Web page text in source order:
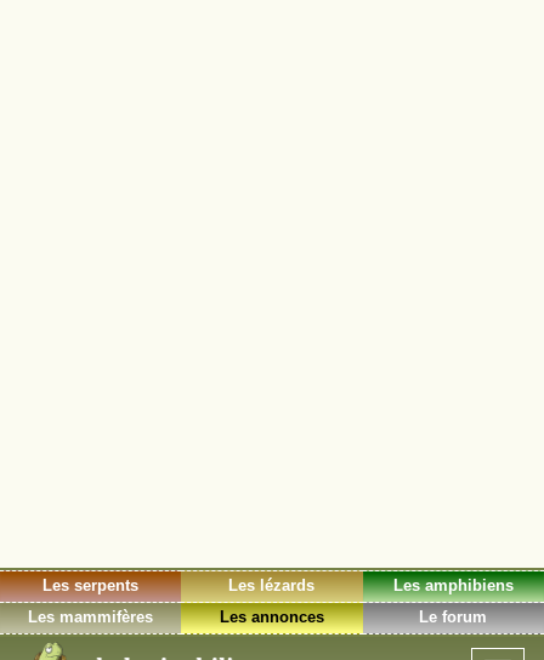
Les serpents Les lézards
Les amphibiens
Les mammifères
Les annonces Le forum